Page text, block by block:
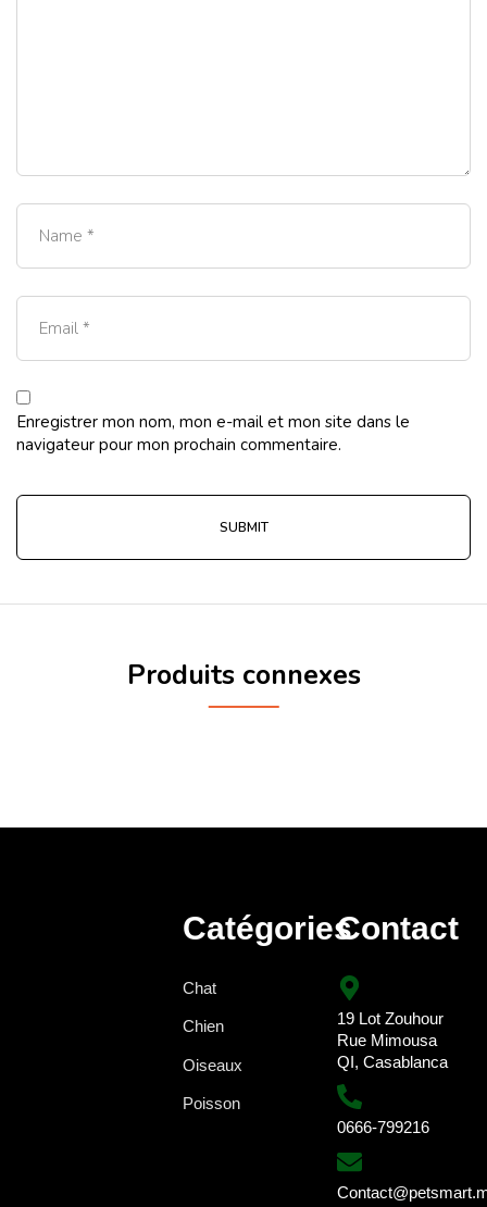
Enregistrer mon nom, mon e-mail et mon site dans le
navigateur pour mon prochain commentaire.
Produits connexes
Catégories
Chat
Chien
Oiseaux
Poisson
Contact
19 Lot Zouhour
Rue Mimousa
QI, Casablanca
0666-799216